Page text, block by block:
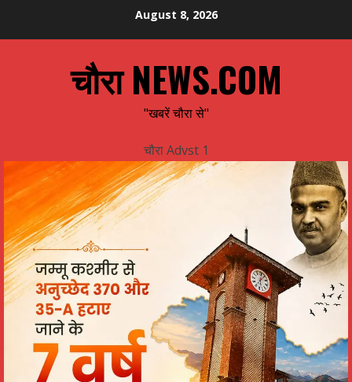
August 8, 2026
चौरा NEWS.COM
"खबरें चौरा से"
चौरा Advst 1